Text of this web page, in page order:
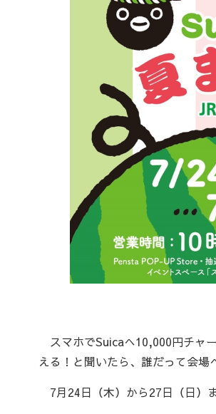
スマホでSuicaへ10,000円チャ
える！と聞いたら、誰だって会場
7月24日（木）から27日（日）